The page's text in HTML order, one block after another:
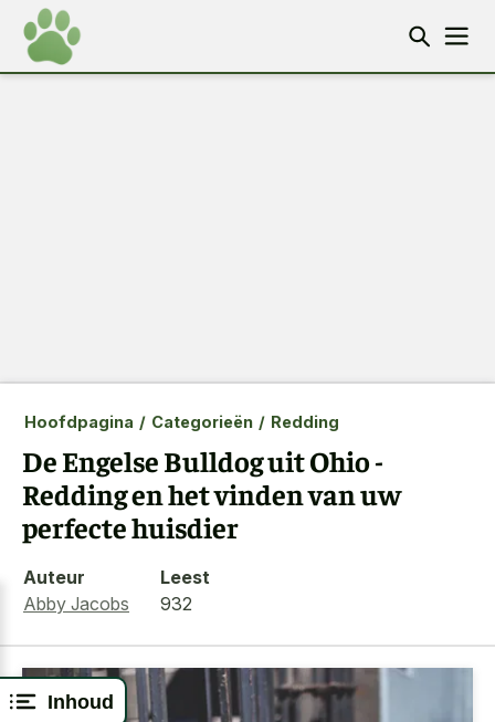
Inhoud
Hoofdpagina / Categorieën / Redding
De Engelse Bulldog uit Ohio -
Redding en het vinden van uw
perfecte huisdier
Auteur
Abby Jacobs
Leest
932